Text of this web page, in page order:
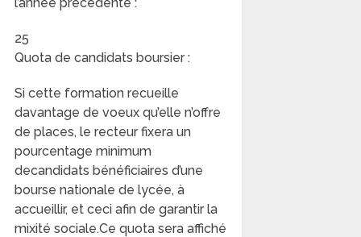
25
Quota de candidats boursier :
Si cette formation recueille
davantage de voeux qu’elle n’offre
de places, le recteur fixera un
pourcentage minimum
decandidats bénéficiaires d’une
bourse nationale de lycée, à
accueillir, et ceci afin de garantir la
mixité sociale.Ce quota sera affiché